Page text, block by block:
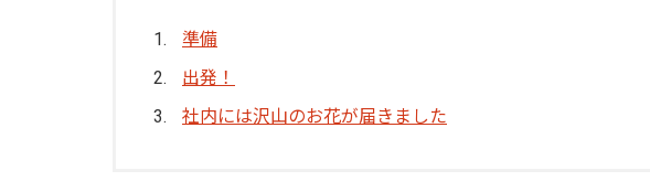
準備
出発！
社内には沢山のお花が届きました